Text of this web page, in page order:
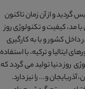
- ایران تاسیس گردید و از آن زمان تاکنون
مد، کیفیت و تکنولوژی روز
داخل کشور و با به کارگیری
ایتالیا و ترکیه، با استفاده
روز دنیا تولید می گردد که
آذربایجان و... را نیز دارد.